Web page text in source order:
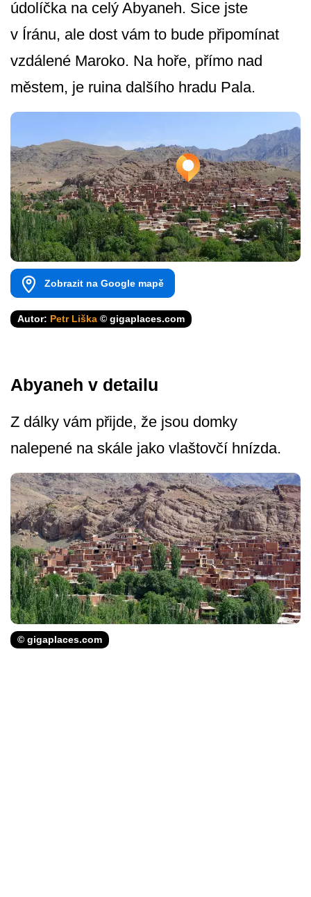
údolíčka na celý Abyaneh. Sice jste
v Íránu, ale dost vám to bude připomínat
vzdálené Maroko. Na hoře, přímo nad
městem, je ruina dalšího hradu Pala.
Zobrazit na Google mapě
Autor: Petr Liška © gigaplaces.com
Abyaneh v detailu
Z dálky vám přijde, že jsou domky
nalepené na skále jako vlaštovčí hnízda.
© gigaplaces.com